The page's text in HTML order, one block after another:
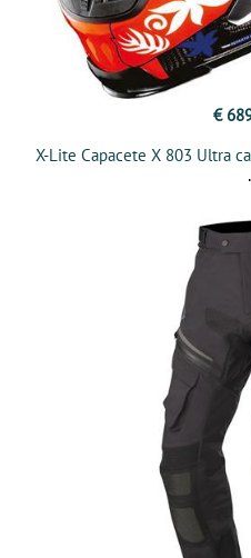
€
X-Lite Capacete X 803 Ultra